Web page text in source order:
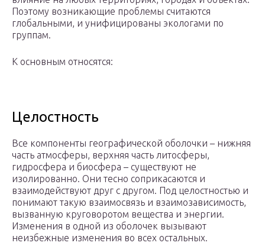
Поэтому возникающие проблемы считаются
глобальными, и унифицированы экологами по
группам.
К основным относятся:
Целостность
Все компоненты географической оболочки – нижняя
часть атмосферы, верхняя часть литосферы,
гидросфера и биосфера – существуют не
изолированно. Они тесно соприкасаются и
взаимодействуют друг с другом. Под целостностью и
понимают такую взаимосвязь и взаимозависимость,
вызванную круговоротом вещества и энергии.
Изменения в одной из оболочек вызывают
неизбежные изменения во всех остальных.